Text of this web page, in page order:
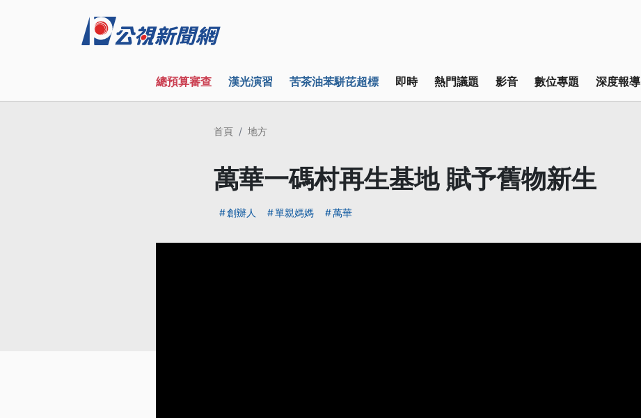
總預算審查 漢光演習 苦茶油苯駢芘超標 即時 熱門議題 影音 數位專題 深度報導
首頁 地方
萬華一碼村再生基地 賦予舊物新生
創辦人 單親媽媽 萬華